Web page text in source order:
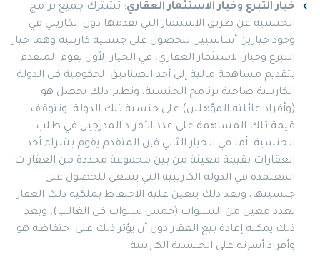
خيار التبرع وخيار الاستثمار العقاري: تشترك جميع برامج
الجنسية عن طريق الاستثمار التي تقدمها دول الكاريبي في
وجود خيارين أساسيين للحصول على جنسية كاريبية وهما خيار
التبرع وخيار الاستثمار العقاري. في الخيار الأول يقوم المتقدم
بتقديم مساهمة مالية إلى أحد الصناديق الحكومية في الدولة
الكاريبية صاحبة برنامج الجنسية، ونظير ذلك يحصل هو
(وأفراد عائلته المؤهلين) على جنسية تلك الدولة. وتتوقف
قيمة تلك المساهمة على عدد الأفراد المدرجين في طلب
الجنسية. أما في الخيار الثاني فإن المتقدم يقوم بشراء أحد
العقارات بقيمة معينة من بين مجموعة محددة من العقارات
المعتمدة في الدولة الكاريبية التي يسعى للحصول على
جنسيتها، وبعد ذلك يتعين عليه الاحتفاظ بملكية ذلك العقار
لعدد معين من السنوات (خمس سنوات في الغالب)، وبعد
ذلك يمكنه إعادة بيع العقار دون أن يؤثر ذلك على احتفاظه هو
وأفراد أسرته على الجنسية الكاريبية.